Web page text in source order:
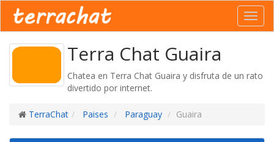
Terra Chat Guaira
Chatea en Terra Chat Guaira y disfruta de un rato
divertido por internet.
TerraChat Paises Paraguay Guaira